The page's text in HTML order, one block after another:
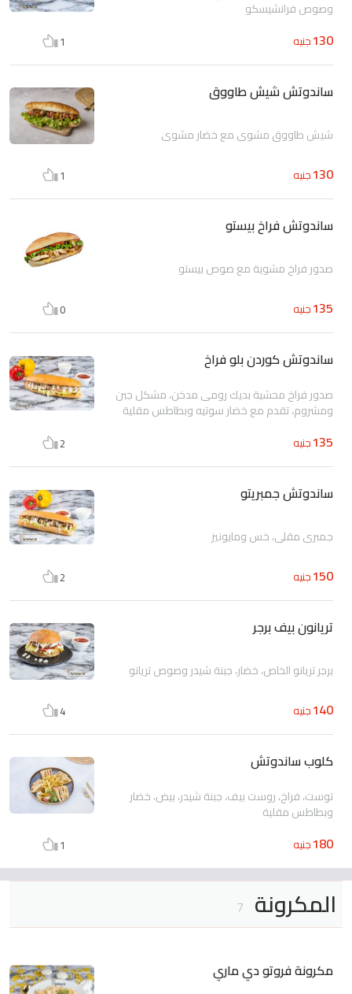
وصوص فرانشيسكو
130جنيه 1
ساندوتش شيش طاووق
شيش طاووق مشوي مع خضار مشوي
130جنيه 1
ساندوتش فراخ بيستو
صدور فراخ مشوية مع صوص بيستو
135جنيه 0
ساندوتش كوردن بلو فراخ
صدور فراخ محشية بديك رومى مدخن، مشكل جبن
ومشروم، تقدم مع خضار سوتيه وبطاطس مقلية
135جنيه 2
ساندوتش جمبريتو
جمبري مقلي، خس ومايونيز
150جنيه 2
تريانون بيف برجر
برجر تريانو الخاص، خضار، جبنة شيدر وصوص تريانو
140جنيه 4
كلوب ساندوتش
توست، فراخ، روست بيف، جبنة شيدر، بيض، خضار
وبطاطس مقلية
180جنيه 1
المكرونة 7
مكرونة فروتو دي ماري